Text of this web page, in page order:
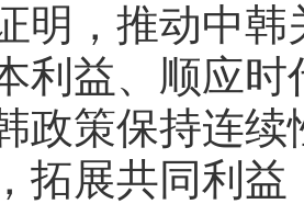
明，推动中
利益、顺应
政策保持连
拓展共同利